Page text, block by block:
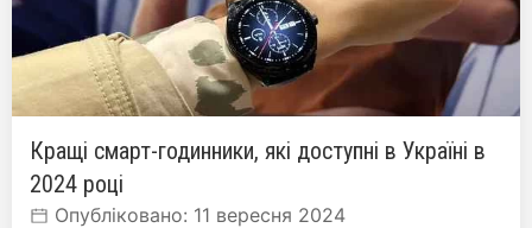
Кращі смарт-годинники, які доступні в Україні в
2024 році
Опубліковано: 11 вересня 2024